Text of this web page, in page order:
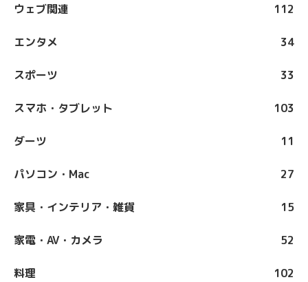
ウェブ関連 112
エンタメ 34
スポーツ 33
スマホ・タブレット 103
ダーツ 11
パソコン・Mac 27
家具・インテリア・雑貨 15
家電・AV・カメラ 52
料理 102